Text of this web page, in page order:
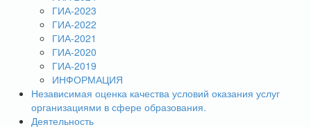
ГИА-2023
ГИА-2022
ГИА-2021
ГИА-2020
ГИА-2019
ИНФОРМАЦИЯ
Независимая оценка качества условий оказания услуг
организациями в сфере образования.
Деятельность